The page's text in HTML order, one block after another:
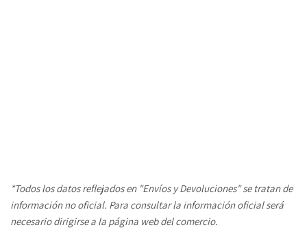
*Todos los datos reflejados en "Envíos y Devoluciones" se tratan de
información no oficial. Para consultar la información oficial será
necesario dirigirse a la página web del comercio.